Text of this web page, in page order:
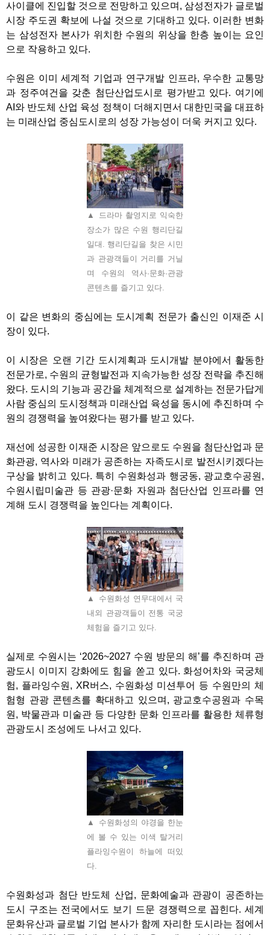
사이클에 진입할 것으로 전망하고 있으며 , 삼성전자가 글로벌
시장 주도권 확보에 나설 것으로 기대하고 있다. 이러한 변화
는 삼성전자 본사가 위치한 수원의 위상을 한층 높이는 요인
으로 작용하고 있다.
수원은 이미 세계적 기업과 연구개발 인프라, 우수한 교통망
과 정주여건을 갖춘 첨단산업도시로 평가받고 있다. 여기에
AI 와 반도체 산업 육성 정책이 더해지면서 대한민국을 대표하
는 미래산업 중심도시로의 성장 가능성이 더욱 커지고 있다.
▲ 드라마 촬영지로 익숙한
장소가 많은 수원 행리단길
일대. 행리단길을 찾은 시민
과 관광객들이 거리를 거닐
며 수원의 역사·문화·관광
콘텐츠를 즐기고 있다.
이 같은 변화의 중심에는 도시계획 전문가 출신인 이재준 시
장이 있다.
이 시장은 오랜 기간 도시계획과 도시개발 분야에서 활동한
전문가로, 수원의 균형발전과 지속가능한 성장 전략을 추진해
왔다. 도시의 기능과 공간을 체계적으로 설계하는 전문가답게
사람 중심의 도시정책과 미래산업 육성을 동시에 추진하며 수
원의 경쟁력을 높여왔다는 평가를 받고 있다.
재선에 성공한 이재준 시장은 앞으로도 수원을 첨단산업과 문
화관광, 역사와 미래가 공존하는 자족도시로 발전시키겠다는
구상을 밝히고 있다. 특히 수원화성과 행궁동, 광교호수공원 ,
수원시립미술관 등 관광·문화 자원과 첨단산업 인프라를 연
계해 도시 경쟁력을 높인다는 계획이다.
▲ 수원화성 연무대에서 국
내외 관광객들이 전통 국궁
체험을 즐기고 있다.
실제로 수원시는 ‘2026~2027 수원 방문의 해 ’를 추진하며 관
광도시 이미지 강화에도 힘을 쏟고 있다. 화성어차와 국궁체
험, 플라잉수원 , XR버스, 수원화성 미션투어 등 수원만의 체
험형 관광 콘텐츠를 확대하고 있으며 , 광교호수공원과 수목
원 , 박물관과 미술관 등 다양한 문화 인프라를 활용한 체류형
관광도시 조성에도 나서고 있다.
▲ 수원화성의 야경을 한눈
에 볼 수 있는 이색 탈거리
플라잉수원이 하늘에 떠있
다.
수원화성과 첨단 반도체 산업, 문화예술과 관광이 공존하는
도시 구조는 전국에서도 보기 드문 경쟁력으로 꼽힌다.세계
문화유산과 글로벌 기업 본사가 함께 자리한 도시라는 점에서